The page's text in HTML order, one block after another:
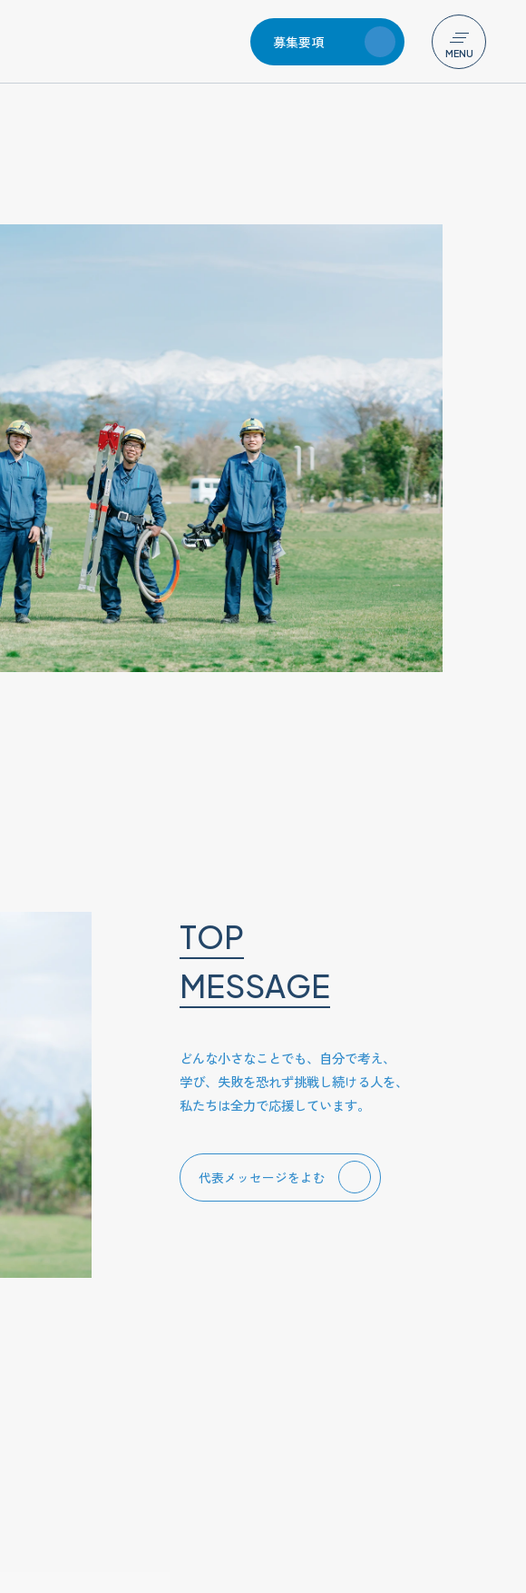
募集要項 メニュー
TOP
MESSAGE
どんな小さなことでも、自分で考え、
学び、失敗を恐れず挑戦し続ける人を、
私たちは全力で応援しています。
代表メッセージをよむ